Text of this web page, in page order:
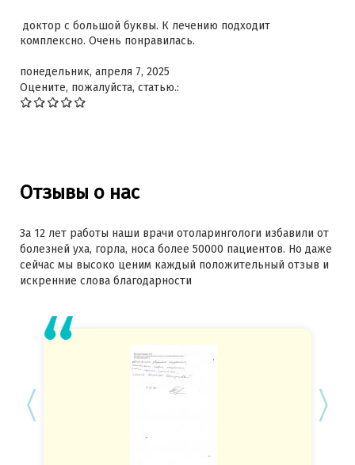
доктор с большой буквы. К лечению подходит
комплексно. Очень понравилась.
понедельник, апреля 7, 2025
Оцените, пожалуйста, статью.:
Отзывы о нас
За 12 лет работы наши врачи отоларингологи избавили от
болезней уха, горла, носа более 50000 пациентов. Но даже
сейчас мы высоко ценим каждый положительный отзыв и
искренние слова благодарности